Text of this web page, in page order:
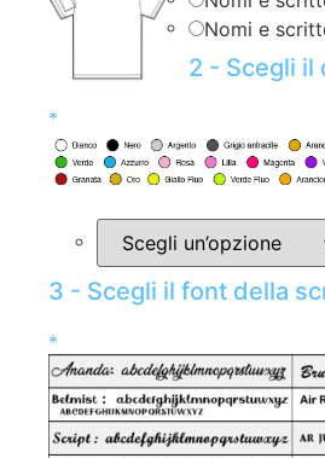
Nomi e
2 - Scegli il
*
3 - Scegli il font della
*